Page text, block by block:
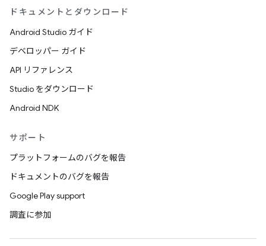
ドキュメントとダウンロード
Android Studio ガイド
デベロッパー ガイド
API リファレンス
Studio をダウンロード
Android NDK
サポート
プラットフォームのバグを報告
ドキュメントのバグを報告
Google Play support
調査に参加